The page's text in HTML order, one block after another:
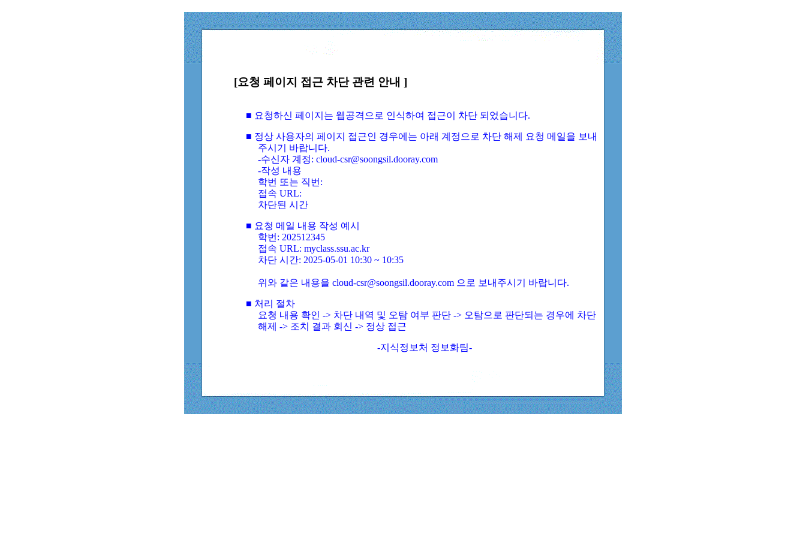
[요청 페이지 접근 차단 관련 안내 ]
■ 요청하신 페이지는 웹공격으로 인식하여 접근이 차단 되었습니다.
■ 정상 사용자의 페이지 접근인 경우에는 아래 계정으로 차단 해제 요청 메일을 보내
주시기 바랍니다.
-수신자 계정: cloud-csr@soongsil.dooray.com
-작성 내용
학번 또는 직번:
접속 URL:
차단된 시간
■ 요청 메일 내용 작성 예시
학번: 202512345
접속 URL: myclass.ssu.ac.kr
차단 시간: 2025-05-01 10:30 ~ 10:35
위와 같은 내용을 cloud-csr@soongsil.dooray.com 으로 보내주시기 바랍니다.
■ 처리 절차
요청 내용 확인 -> 차단 내역 및 오탐 여부 판단 -> 오탐으로 판단되는 경우에 차단
해제 -> 조치 결과 회신 -> 정상 접근
-지식정보처 정보화팀-